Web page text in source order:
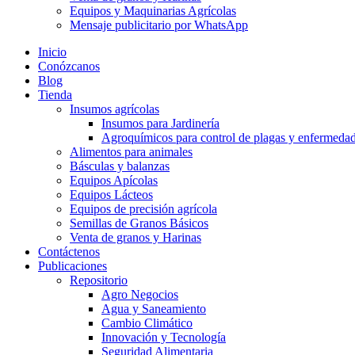
Equipos y Maquinarias Agrícolas
Mensaje publicitario por WhatsApp
Inicio
Conózcanos
Blog
Tienda
Insumos agrícolas
Insumos para Jardinería
Agroquímicos para control de plagas y
Alimentos para animales
Básculas y balanzas
Equipos Apícolas
Equipos Lácteos
Equipos de precisión agrícola
Semillas de Granos Básicos
Venta de granos y Harinas
Contáctenos
Publicaciones
Repositorio
Agro Negocios
Agua y Saneamiento
Cambio Climático
Innovación y Tecnología
Seguridad Alimentaria